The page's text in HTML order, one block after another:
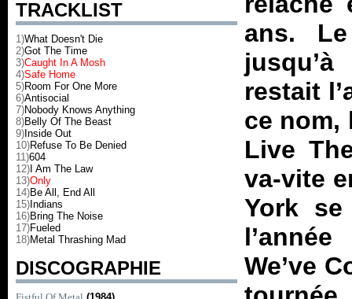
TRACKLIST
1)What Doesn't Die
2)Got The Time
3)Caught In A Mosh
4)Safe Home
5)Room For One More
6)Antisocial
7)Nobody Knows Anything
8)Belly Of The Beast
9) Inside Out
10)Refuse To Be Denied
11)604
12) I Am The Law
13)Only
14)Be All, End All
15) Indians
16)Bring The Noise
17)Fueled
18)Metal Thrashing Mad
DISCOGRAPHIE
ans.
restait
ce nom,
Live
va-vite
York
We’ve